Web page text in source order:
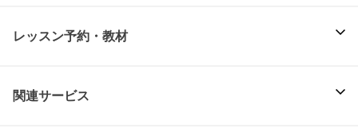
レッスン予約・教材
関連サービス